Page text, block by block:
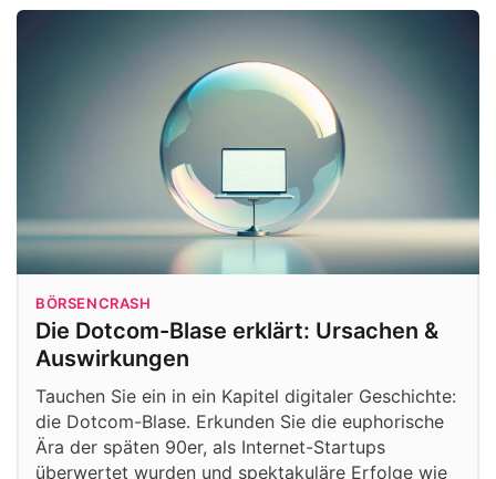
BÖRSENCRASH
Die Dotcom-Blase erklärt: Ursachen &
Auswirkungen
Tauchen Sie ein in ein Kapitel digitaler Geschichte:
die Dotcom-Blase. Erkunden Sie die euphorische
Ära der späten 90er, als Internet-Startups
überwertet wurden und spektakuläre Erfolge wie